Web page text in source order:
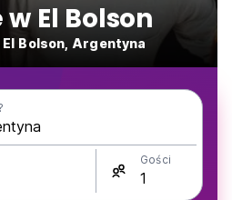
El Bolson
Bolson, Argentyna
Gości